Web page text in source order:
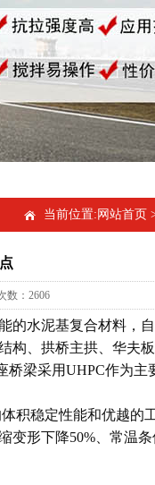
当前位置: 网站首页
：2606
的水泥基复合材料，
构、拱桥主拱、华夫
梁采用UHPC作为主
积稳定性能和优越的
变形下降50%、常温